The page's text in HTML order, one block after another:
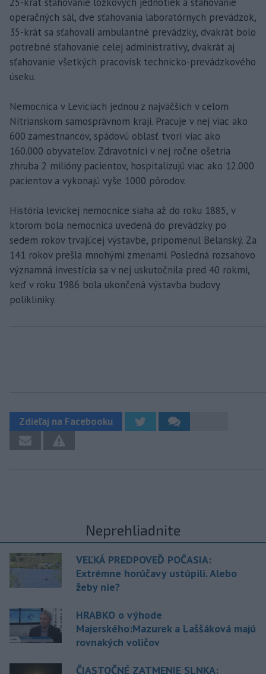
operačných sál, dve sťahovania laboratórnych prevádzok,
35-krát sa sťahovali ambulantné prevádzky, dvakrát bolo
potrebné sťahovanie celej administratívy, dvakrát aj
sťahovanie všetkých pracovísk technicko-prevádzkového
úseku.
Nemocnica v Leviciach jednou z najväčších v celom
Nitrianskom samosprávnom kraji. Pracuje v nej viac ako
600 zamestnancov, spádovú oblasť tvorí viac ako
160.000 obyvateľov. Zdravotníci v nej ročne ošetria
zhruba 2 milióny pacientov, hospitalizujú viac ako 12.000
pacientov a vykonajú vyše 1000 pôrodov.
História levickej nemocnice siaha až do roku 1885, v
ktorom bola nemocnica uvedená do prevádzky po
sedem rokov trvajúcej výstavbe, pripomenul Belanský. Za
141 rokov prešla mnohými zmenami. Posledná rozsahovo
významná investícia sa v nej uskutočnila pred 40 rokmi,
keď v roku 1986 bola ukončená výstavba budovy
polikliniky.
Zdieľaj na Facebooku
Neprehliadnite
VEĽKÁ PREDPOVEĎ POČASIA:
Extrémne horúčavy ustúpili. Alebo
žeby nie?
HRABKO o výhode
Majerského:Mazurek a Laššáková majú
rovnakých voličov
ČIASTOČNÉ ZATMENIE SLNKA: